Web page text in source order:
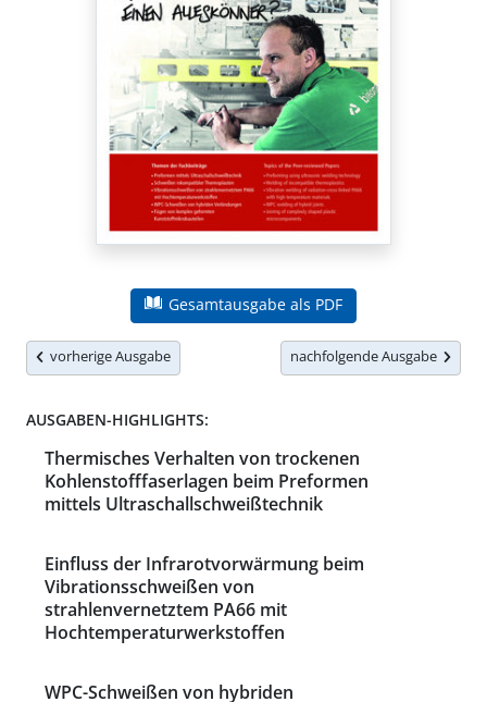
Gesamtausgabe als PDF
vorherige Ausgabe nachfolgende Ausgabe
AUSGABEN-HIGHLIGHTS:
Thermisches Verhalten von trockenen
Kohlenstofffaserlagen beim Preformen
mittels Ultraschallschweißtechnik
Einfluss der Infrarotvorwärmung beim
Vibrationsschweißen von
strahlenvernetztem PA66 mit
Hochtemperaturwerkstoffen
WPC-Schweißen von hybriden